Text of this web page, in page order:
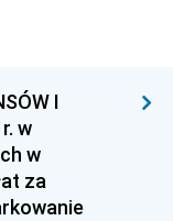
I
w
w
za